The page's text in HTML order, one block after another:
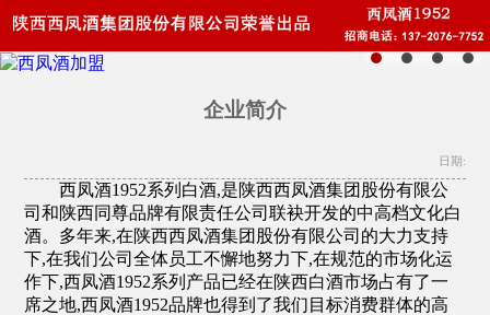
企业简介
日期:
西凤酒1952系列白酒,是陕西西凤酒集团股份有限公
司和陕西同尊品牌有限责任公司联袂开发的中高档文化白
酒。多年来,在陕西西凤酒集团股份有限公司的大力支持
下,在我们公司全体员工不懈地努力下,在规范的市场化运
作下,西凤酒1952系列产品已经在陕西白酒市场占有了一
席之地,西凤酒1952品牌也得到了我们目标消费群体的高